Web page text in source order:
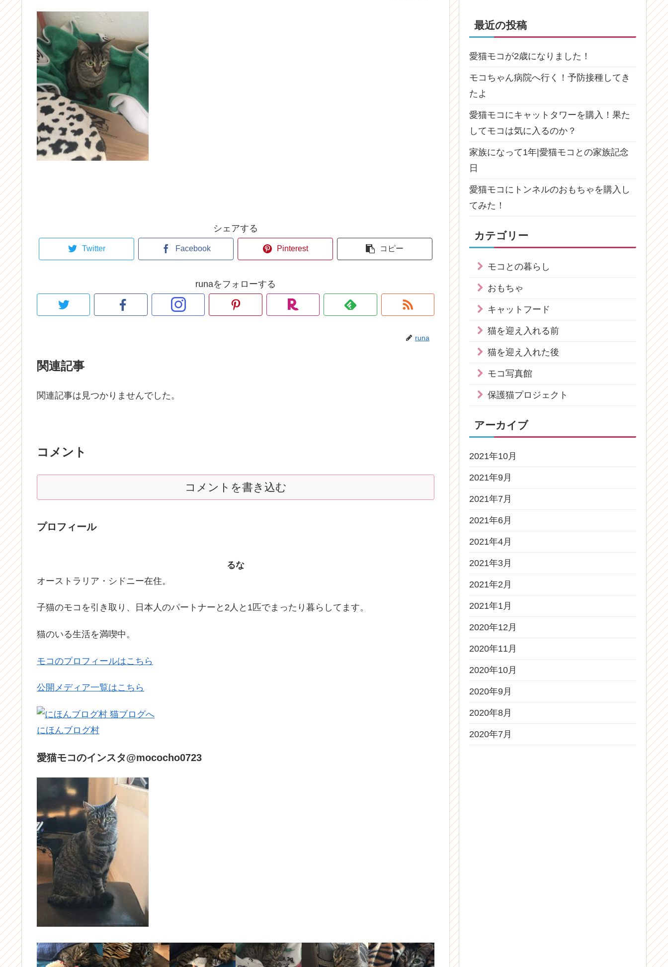
シェアする
Twitter Facebook Pinterest コピー
runaをフォローする
runa
関連記事
関連記事は見つかりませんでした。
コメント
コメントを書き込む
プロフィール
るな
オーストラリア・シドニー在住。
子猫のモコを引き取り、日本人のパートナーと2人と1匹でまったり暮らしてます。
猫のいる生活を満喫中。
モコのプロフィールはこちら
公開メディア一覧はこちら
にほんブログ村
愛猫モコのインスタ@mococho0723
最近の投稿
愛猫モコが2歳になりました！
モコちゃん病院へ行く！予防接種してき
たよ
愛猫モコにキャットタワーを購入！果た
してモコは気に入るのか？
家族になって1年|愛猫モコとの家族記念
日
愛猫モコにトンネルのおもちゃを購入し
てみた！
カテゴリー
モコとの暮らし
おもちゃ
キャットフード
猫を迎え入れる前
猫を迎え入れた後
モコ写真館
保護猫プロジェクト
アーカイブ
2021年10月
2021年9月
2021年7月
2021年6月
2021年4月
2021年3月
2021年2月
2021年1月
2020年12月
2020年11月
2020年10月
2020年9月
2020年8月
2020年7月